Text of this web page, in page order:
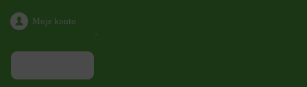
Moje konto
`